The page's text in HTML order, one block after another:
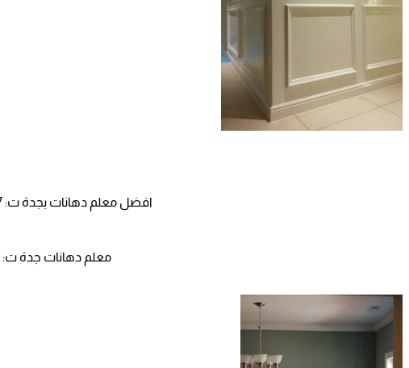
افضل معلم دهانات بجدة ت: 0565411907 معلم دهانات داخلية وخارجية حي الروضة – عامل بوية جدة حي الشاطئ
معلم دهانات جدة ت: 0565411907 دهانات روعه جدة – بويات داخليه في جدة – محل دهانات بجدة